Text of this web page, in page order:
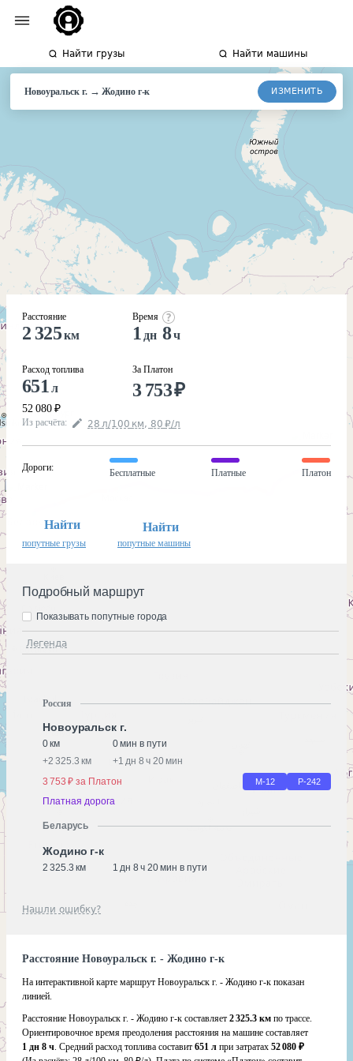
Найти грузы Найти машины
Новоуральск г.→Жодино г-к ИЗМЕНИТЬ
Расстояние
2 325км
Расход топлива
651 л
52 080 ₽
Время
1 дн 8ч
За Платон
3 753₽
Из расчёта: 28 л/100 км, 80 ₽/л
Дороги:
Бесплатные Платные Платон
Найти
попутные грузы
Найти
попутные машины
Подробный маршрут
Легенда
Показывать попутные города
Россия
Новоуральск г.
0 км
0 мин в пути
+2 325.3 км +1 дн 8 ч 20 мин
3 753 ₽ за Платон
М-12 Р-242
Платная дорога
Беларусь
Жодино г-к
2 325.3 км 1 дн 8 ч 20 мин в пути
Нашли ошибку?
Расстояние Новоуральск г. - Жодино г-к
На интерактивной карте маршрут Новоуральск г. - Жодино г-к показан
линией.
Расстояние Новоуральск г. - Жодино г-к составляет 2 325.3 км по трассе.
Ориентировочное время преодоления расстояния на машине составляет
1 дн 8 ч. Средний расход топлива составит 651 л при затратах 52 080 ₽